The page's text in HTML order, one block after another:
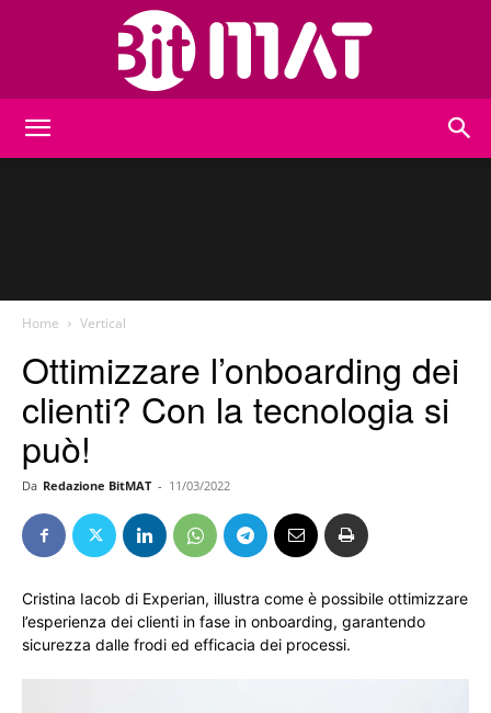
Home Vertical
Ottimizzare l’onboarding dei
clienti? Con la tecnologia si
può!
Da Redazione BitMAT - 11/03/2022
Cristina Iacob di Experian, illustra come è possibile ottimizzare
l’esperienza dei clienti in fase in onboarding, garantendo
sicurezza dalle frodi ed efficacia dei processi.